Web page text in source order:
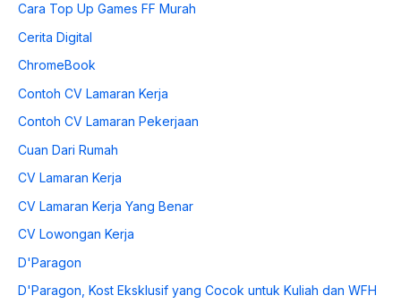
Cara Top Up Games FF Murah
Cerita Digital
ChromeBook
Contoh CV Lamaran Kerja
Contoh CV Lamaran Pekerjaan
Cuan Dari Rumah
CV Lamaran Kerja
CV Lamaran Kerja Yang Benar
CV Lowongan Kerja
D'Paragon
D'Paragon, Kost Eksklusif yang Cocok untuk Kuliah dan WFH